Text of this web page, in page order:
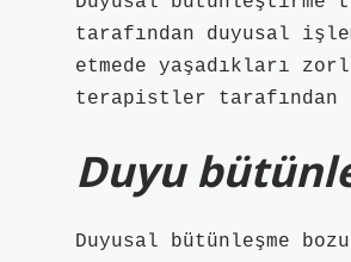
tarafından duyusal
etmede yaşadıkları
terapistler tarafından
Duyu
Duyusal bütünleşme